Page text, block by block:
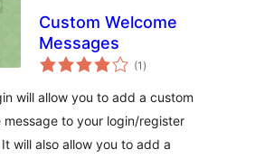
Custom Welcome
Messages
(1 전
체
점
)
will allow you to add a custom
message to your login/register
will also allow you to add a